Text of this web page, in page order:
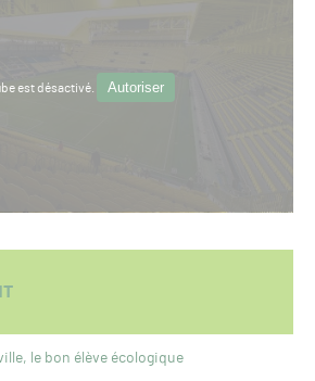
est désactivé. Autoriser
le bon élève écologique